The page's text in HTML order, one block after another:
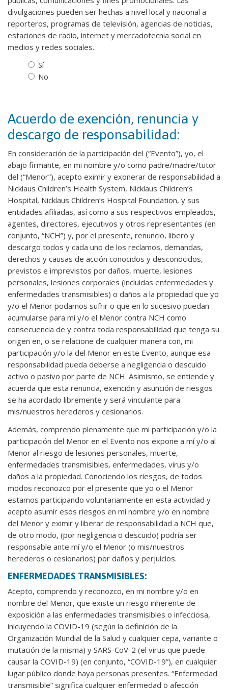
divulgaciones pueden ser hechas a nivel local y nacional a
reporteros, programas de televisión, agencias de noticias,
estaciones de radio, internet y mercadotecnia social en
medios y redes sociales.
Sí
No
Acuerdo de exención, renuncia y
descargo de responsabilidad:
En consideración de la participación del (“Evento”), yo, el
abajo firmante, en mi nombre y/o como padre/madre/tutor
del (“Menor”), acepto eximir y exonerar de responsabilidad a
Nicklaus Children’s Health System, Nicklaus Children’s
Hospital, Nicklaus Children’s Hospital Foundation, y sus
entidades afiliadas, así como a sus respectivos empleados,
agentes, directores, ejecutivos y otros representantes (en
conjunto, “NCH”) y, por el presente, renuncio, libero y
descargo todos y cada uno de los reclamos, demandas,
derechos y causas de acción conocidos y desconocidos,
previstos e imprevistos por daños, muerte, lesiones
personales, lesiones corporales (incluidas enfermedades y
enfermedades transmisibles) o daños a la propiedad que yo
y/o el Menor podamos sufrir o que en lo sucesivo puedan
acumularse para mí y/o el Menor contra NCH como
consecuencia de y contra toda responsabilidad que tenga su
origen en, o se relacione de cualquier manera con, mi
participación y/o la del Menor en este Evento, aunque esa
responsabilidad pueda deberse a negligencia o descuido
activo o pasivo por parte de NCH. Asimismo, se entiende y
acuerda que esta renuncia, exención y asunción de riesgos
se ha acordado libremente y será vinculante para
mis/nuestros herederos y cesionarios.
Además, comprendo plenamente que mi participación y/o la
participación del Menor en el Evento nos expone a mí y/o al
Menor al riesgo de lesiones personales, muerte,
enfermedades transmisibles, enfermedades, virus y/o
daños a la propiedad. Conociendo los riesgos, de todos
modos reconozco por el presente que yo o el Menor
estamos participando voluntariamente en esta actividad y
acepto asumir esos riesgos en mi nombre y/o en nombre
del Menor y eximir y liberar de responsabilidad a NCH que,
de otro modo, (por negligencia o descuido) podría ser
responsable ante mí y/o el Menor (o mis/nuestros
herederos o cesionarios) por daños y perjuicios.
ENFERMEDADES TRANSMISIBLES:
Acepto, comprendo y reconozco, en mi nombre y/o en
nombre del Menor, que existe un riesgo inherente de
exposición a las enfermedades transmisibles o infecciosa,
inlcuyendo la COVID-19 (según la definición de la
Organización Mundial de la Salud y cualquier cepa, variante o
mutación de la misma) y SARS-CoV-2 (el virus que puede
causar la COVID-19) (en conjunto, “COVID-19”), en cualquier
lugar público donde haya personas presentes. “Enfermedad
transmisible” significa cualquier enfermedad o afección